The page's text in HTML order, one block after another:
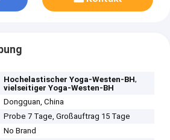
Hochelastischer Yoga-Westen-BH,
vielseitiger Yoga-Westen-BH
Dongguan, China
Probe 7 Tage, Großauftrag 15 Tage
No Brand